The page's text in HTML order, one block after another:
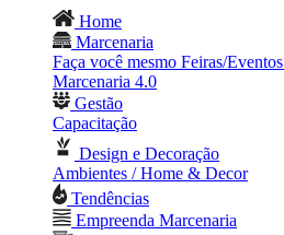
Home
Marcenaria
Faça você mesmo Feiras/Eventos
Marcenaria 4.0
Gestão
Capacitação
Design e Decoração
Ambientes / Home & Decor
Tendências
Empreenda Marcenaria